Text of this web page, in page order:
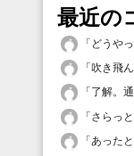
最近の
「 どうや
「吹き飛
「了解。通
「さらっ
「あった